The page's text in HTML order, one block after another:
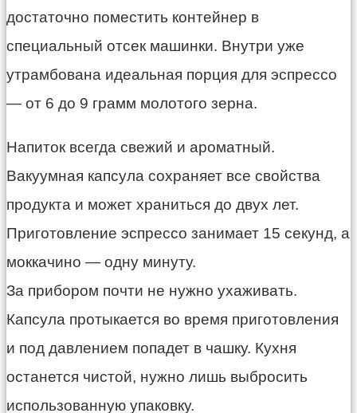
достаточно поместить контейнер в
специальный отсек машинки. Внутри уже
утрамбована идеальная порция для эспрессо
— от 6 до 9 грамм молотого зерна.
Напиток всегда свежий и ароматный.
Вакуумная капсула сохраняет все свойства
продукта и может храниться до двух лет.
Приготовление эспрессо занимает 15 секунд, а
моккачино — одну минуту.
За прибором почти не нужно ухаживать.
Капсула протыкается во время приготовления
и под давлением попадет в чашку. Кухня
останется чистой, нужно лишь выбросить
использованную упаковку.